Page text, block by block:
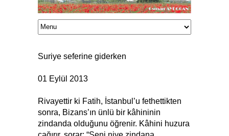
Suriye seferine giderken
01 Eylül 2013
Rivayettir ki Fatih, İstanbul’u fethettikten
sonra, Bizans’ın ünlü bir kâhininin
zindanda olduğunu öğrenir. Kâhini huzura